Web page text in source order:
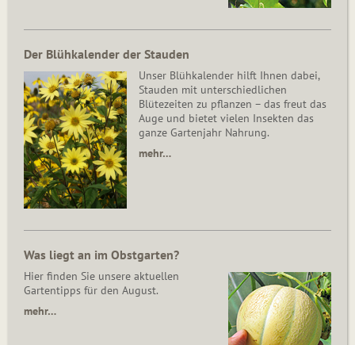
Der Blühkalender der Stauden
Unser Blühkalender hilft Ihnen dabei,
Stauden mit unterschiedlichen
Blütezeiten zu pflanzen – das freut das
Auge und bietet vielen Insekten das
ganze Gartenjahr Nahrung.
mehr…
Was liegt an im Obstgarten?
Hier finden Sie unsere aktuellen
Gartentipps für den August.
mehr…